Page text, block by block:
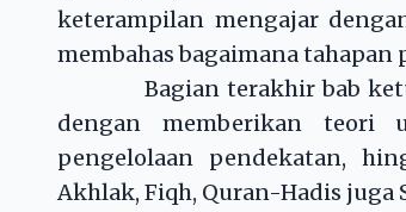
keterampilan mengajar
membahas bagaimana
Bagian terakhir bab
dengan memberikan teori
pengelolaan pendekatan,
Akhlak, Fiqh, Quran-Hadis juga